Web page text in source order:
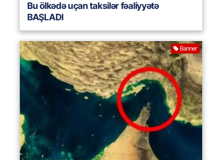
Bu ölkədə uçan taksilər fəaliyyətə
BAŞLADI
Banner